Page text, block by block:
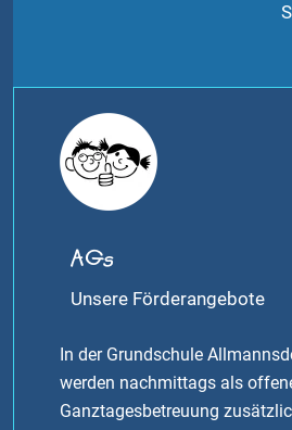
AGs
Unsere Förderangebote
In der Grundschule
werden nachmittags als
Ganztagesbetreuung